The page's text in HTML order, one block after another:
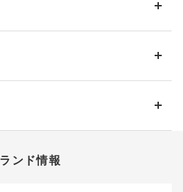
）
用いただけないお支払方法がござ
タイツ(CW-X)・一部マタニティ商品
し、セール商品は返送料無料の対
品以外の、お客様のご都合(注文間違
でお願いいたします。
を利用する』にチェックし、取得
ーポンを登録することができます。
ポイントを利用する」を選択してく
ンド情報